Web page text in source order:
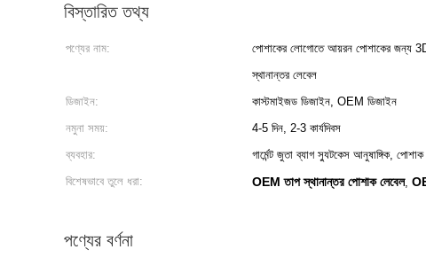
বিস্তারিত তথ্য
পণ্যের নাম:
পোশাকের লোগোতে আয়রন পোশাকের জন্য
স্থানান্তর লেবেল
ডিজাইন: কাস্টমাইজড ডিজাইন, OEM ডিজাইন
নমুনা সময়:
4-5 দিন, 2-3 কার্যদিবস
ব্যবহার:
গার্মেন্ট জুতা ব্যাগ স্যুটকেস আনুষাঙ্গিক, পোশাক
বিশেষভাবে তুলে ধরা:
OEM তাপ স্থানান্তর পোশাক লেবেল,
পণ্যের বর্ণনা